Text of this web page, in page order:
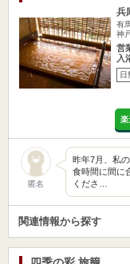
兵
有
神
営
入
日
楽
匿名
昨年7月、私
食時間に間に
くださ…
関連情報から探す